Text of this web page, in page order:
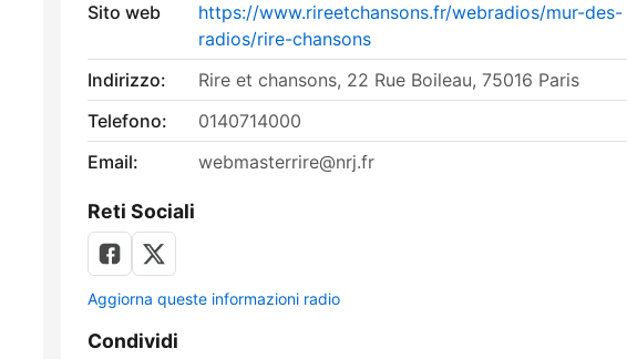
Sito web
https://www.rireetchansons.fr/webradios/mur-des-
radios/rire-chansons
Indirizzo:
Rire et chansons, 22 Rue Boileau, 75016 Paris
Telefono:
0140714000
Email:
webmasterrire@nrj.fr
Reti Sociali
Aggiorna queste informazioni radio
Condividi